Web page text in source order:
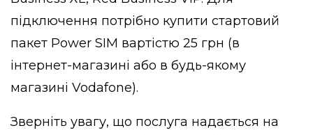
підключення потрібно купити стартовий
пакет Power SIM вартістю 25 грн (в
інтернет-магазині або в будь-якому
магазині Vodafone).
Зверніть увагу, що послуга надається на